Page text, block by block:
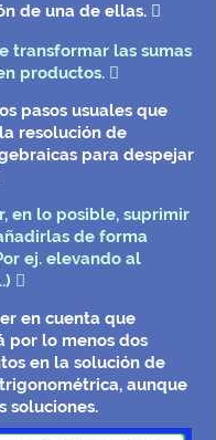
de una de ellas. 
transformar las sumas
productos. 
pasos usuales que
resolución de
para despejar
en lo posible, suprimir
de forma
ej. elevando al

en cuenta que
por lo menos dos
en la solución de
aunque
soluciones.